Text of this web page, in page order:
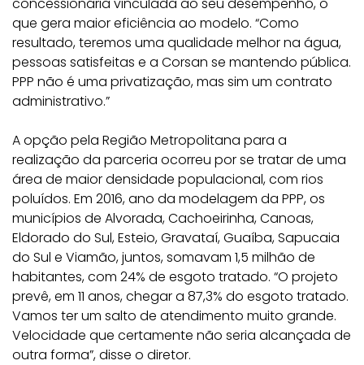
que gera maior eficiência ao modelo. “Como
resultado, teremos uma qualidade melhor na água,
pessoas satisfeitas e a Corsan se mantendo pública.
PPP não é uma privatização, mas sim um contrato
administrativo.”
A opção pela Região Metropolitana para a
realização da parceria ocorreu por se tratar de uma
área de maior densidade populacional, com rios
poluídos. Em 2016, ano da modelagem da PPP, os
municípios de Alvorada, Cachoeirinha, Canoas,
Eldorado do Sul, Esteio, Gravataí, Guaíba, Sapucaia
do Sul e Viamão, juntos, somavam 1,5 milhão de
habitantes, com 24% de esgoto tratado. “O projeto
prevê, em 11 anos, chegar a 87,3% do esgoto tratado.
Vamos ter um salto de atendimento muito grande.
Velocidade que certamente não seria alcançada de
outra forma”, disse o diretor.